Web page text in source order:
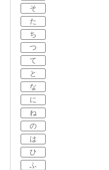
そ
た
ち
つ
て
と
な
に
ね
の
は
ひ
ふ